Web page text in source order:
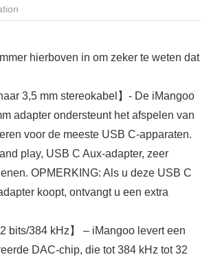
hierboven in om zeker te weten dat
3,5 mm stereokabel】- De iMangoo
adapter ondersteunt het afspelen van
voor de meeste USB C-apparaten.
play, USB C Aux-adapter, zeer
OPMERKING: Als u deze USB C
koopt, ontvangt u een extra
bits/384 kHz】 – iMangoo levert een
DAC-chip, die tot 384 kHz tot 32